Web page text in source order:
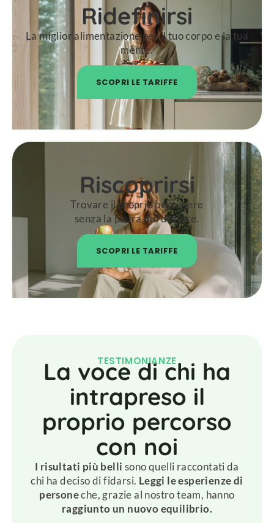
Ridefinirsi
La miglior alimentazione per il tuo corpo e la tua
mente.
SCOPRI LE TARIFFE
Riscoprirsi
Trovare il proprio benessere
senza la paura del dottore.
SCOPRI LE TARIFFE
TESTIMONIANZE
La voce di chi ha
intrapreso il
proprio percorso
con noi
I risultati più belli sono quelli raccontati da
chi ha deciso di fidarsi. Leggi le esperienze di
personeche, grazie al nostro team, hanno
raggiunto un nuovo equilibrio.